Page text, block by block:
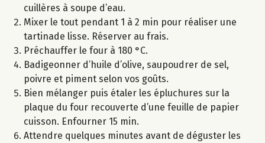
cuillères à soupe d’eau.
Mixer le tout pendant 1 à 2 min pour réaliser une
tartinade lisse. Réserver au frais.
Préchauffer le four à 180 °C.
Badigeonner d’huile d’olive, saupoudrer de sel,
poivre et piment selon vos goûts.
Bien mélanger puis étaler les épluchures sur la
plaque du four recouverte d’une feuille de papier
cuisson. Enfourner 15 min.
Attendre quelques minutes avant de déguster les